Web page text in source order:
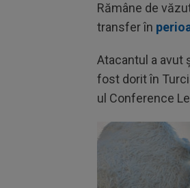
Rămâne de
transfer în
Atacantul a avut
fost dorit în
ul Conference